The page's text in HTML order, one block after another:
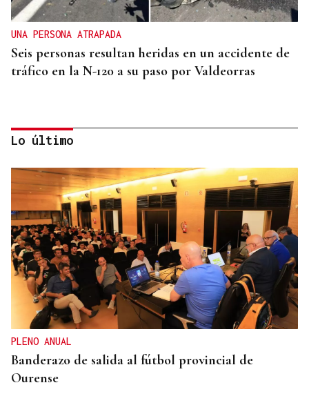
UNA PERSONA ATRAPADA
Seis personas resultan heridas en un accidente de
tráfico en la N-120 a su paso por Valdeorras
COMUNICACIÓN CON LA CAPITAL
La comarca de Valdeorras recupera el bus directo
a Madrid en verano
Lo último
PLENO ANUAL
Banderazo de salida al fútbol provincial de
Ourense